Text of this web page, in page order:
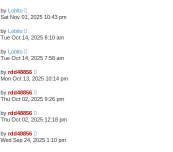
by Lobito
Sat Nov 01, 2025 10:43 pm
by Lobito
Tue Oct 14, 2025 8:10 am
by Lobito
Tue Oct 14, 2025 7:58 am
by rdd48856
Mon Oct 13, 2025 10:14 pm
by rdd48856
Thu Oct 02, 2025 9:26 pm
by rdd48856
Thu Oct 02, 2025 12:18 pm
by rdd48856
Wed Sep 24, 2025 1:10 pm